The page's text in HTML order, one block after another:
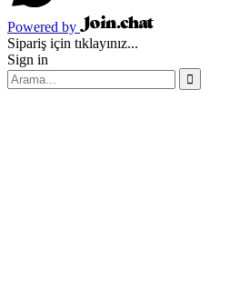
Powered by
Sipariş için tıklayınız...
Sign in